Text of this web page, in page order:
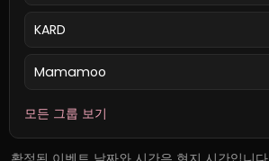
KARD
Mamamoo
모든 그룹 보기